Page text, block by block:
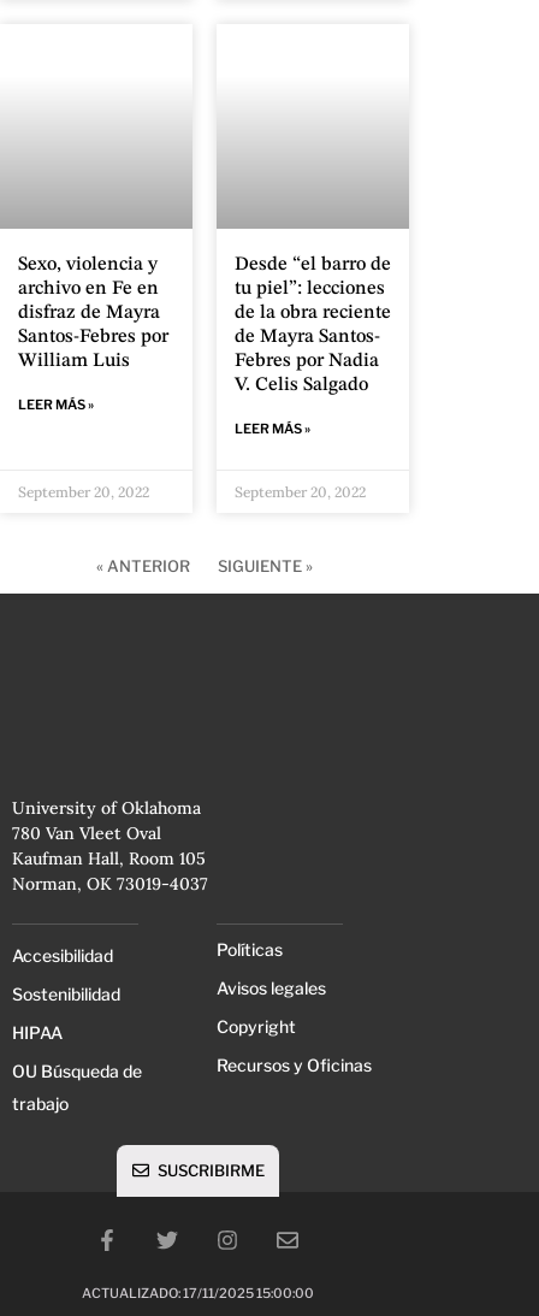
Sexo, violencia y
archivo en Fe en
disfraz de Mayra
Santos-Febres por
William Luis
LEER MÁS »
September 20, 2022
Desde “el barro de
tu piel”: lecciones
de la obra reciente
de Mayra Santos-
Febres por Nadia
V. Celis Salgado
LEER MÁS »
September 20, 2022
« ANTERIOR SIGUIENTE »
University of Oklahoma
780 Van Vleet Oval
Kaufman Hall, Room 105
Norman, OK 73019-4037
Accesibilidad
Sostenibilidad
HIPAA
OU Búsqueda de
trabajo
Políticas
Avisos legales
Copyright
Recursos y Oficinas
ACTUALIZADO: 17/11/2025 15:00:00
SUSCRIBIRME